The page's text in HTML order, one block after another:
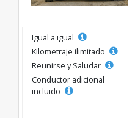
Igual a igual
Kilometraje ilimitado
Reunirse y Saludar
Conductor adicional
incluido